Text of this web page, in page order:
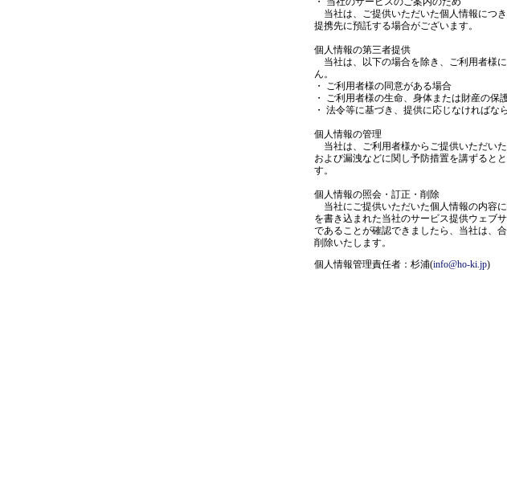
当社は、ご提供いただいた個人情報につ
提携先に預託する場合がございます。
個人情報の第三者提供
当社は、以下の場合を除き、ご利用者様
ん。
・ ご利用者様の同意がある場合
・ ご利用者様の生命、身体または財産の保
・ 法令等に基づき、提供に応じなければな
個人情報の管理
当社は、ご利用者様からご提供いただい
および漏洩などに関し予防措置を講ずると
す。
個人情報の照会・訂正・削除
当社にご提供いただいた個人情報の内容
を書き込まれた当社のサービス提供ウェブ
であることが確認できましたら、当社は、
削除いたします。
個人情報管理責任者：杉浦(info@ho-ki.jp)